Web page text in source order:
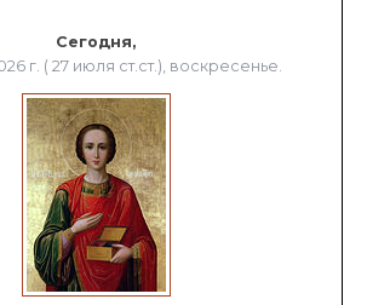
Сегодня,
г. ( 27 июля ст.ст.), воскресенье.